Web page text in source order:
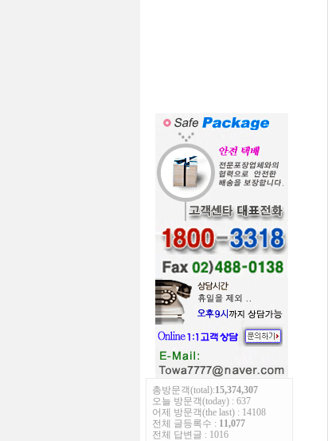
총방문객(total):15,374,307
오늘 방문객(today) : 637
어제 방문객(the last) : 14108
전체 글등록수 : 11,077
전체 답변글 : 1016